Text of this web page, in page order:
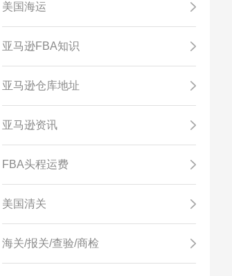
美国海运
亚马逊FBA知识
亚马逊仓库地址
亚马逊资讯
FBA头程运费
美国清关
海关/报关/查验/商检